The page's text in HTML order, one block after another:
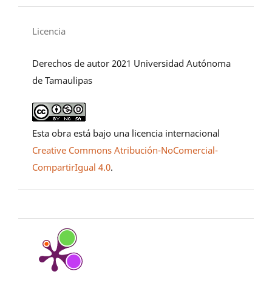
Licencia
Derechos de autor 2021 Universidad Autónoma
de Tamaulipas
Esta obra está bajo una licencia internacional
Creative Commons Atribución-NoComercial-
CompartirIgual 4.0.